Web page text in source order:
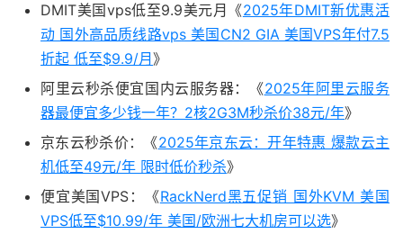
DMIT美国vps低至9.9美元月《2025年DMIT新优惠活
动 国外高品质线路vps 美国CN2 GIA 美国VPS年付7.5
折起 低至$9.9/月 》
阿里云秒杀便宜国内云服务器：《2025年阿里云服务
器最便宜多少钱一年？2核2G3M秒杀价38元/年》
京东云秒杀价：《2025年京东云：开年特惠 爆款云主
机低至49元/年 限时低价秒杀》
便宜美国VPS：《RackNerd黑五促销 国外KVM 美国
VPS低至$10.99/年 美国/欧洲七大机房可以选》